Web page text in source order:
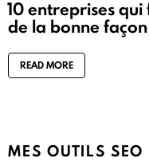
10 entreprises
de la bonne façon
READ MORE
MES OUTILS